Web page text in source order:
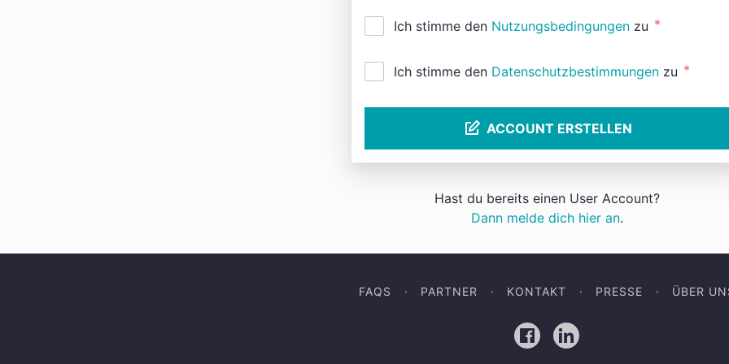
Ich stimme den Nutzungsbedingungen zu *
Ich stimme den Datenschutzbestimmungen zu *
ACCOUNT ERSTELLEN
Hast du bereits einen User Account?
Dann melde dich hier an.
FAQS PARTNER KONTAKT PRESSE ÜBER
FacebookLinkedIn